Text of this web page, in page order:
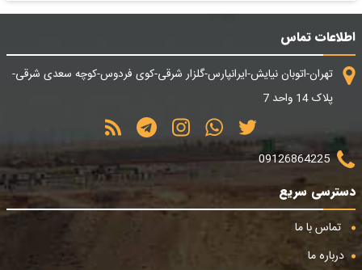
اطلاعات تماس
تهران-اتوبان نیایش-ایرانپارس-گلزار شرقی-کوی فردوس-کوچه سعدی شرقی-
پلاک 14 واحد 7
09126864225
دسترسی سریع
تماس با ما
درباره ما